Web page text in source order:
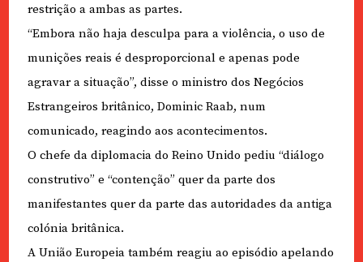
restrição a ambas as partes.
“Embora não haja desculpa para a violência, o uso de
munições reais é desproporcional e apenas pode
agravar a situação”, disse o ministro dos Negócios
Estrangeiros britânico, Dominic Raab, num
comunicado, reagindo aos acontecimentos.
O chefe da diplomacia do Reino Unido pediu “diálogo
construtivo” e “contenção” quer da parte dos
manifestantes quer da parte das autoridades da antiga
colónia britânica.
A União Europeia também reagiu ao episódio apelando